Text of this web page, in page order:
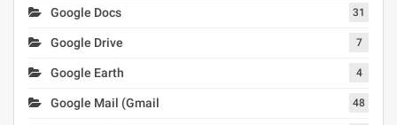
Google Docs 31
Google Drive 7
Google Earth 4
Google Mail (Gmail 48